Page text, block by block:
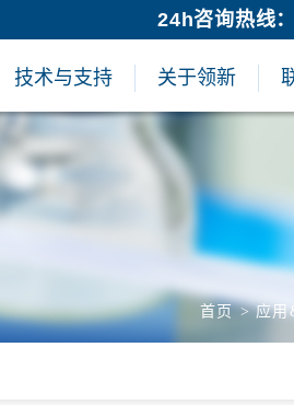
24h咨询热线
技术与支持 关于领新
首页>应用